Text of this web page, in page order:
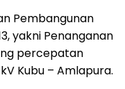
Pembangunan
yakni Penanganan
percepatan
Kubu – Amlapura.